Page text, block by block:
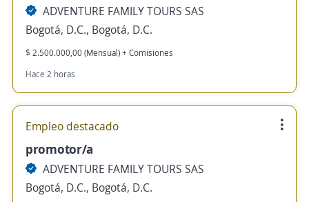
ADVENTURE FAMILY TOURS SAS
Bogotá, D.C., Bogotá, D.C.
$ 2.500.000,00 (Mensual) + Comisiones
Hace 2 horas
Empleo destacado
promotor/a
ADVENTURE FAMILY TOURS SAS
Bogotá, D.C., Bogotá, D.C.